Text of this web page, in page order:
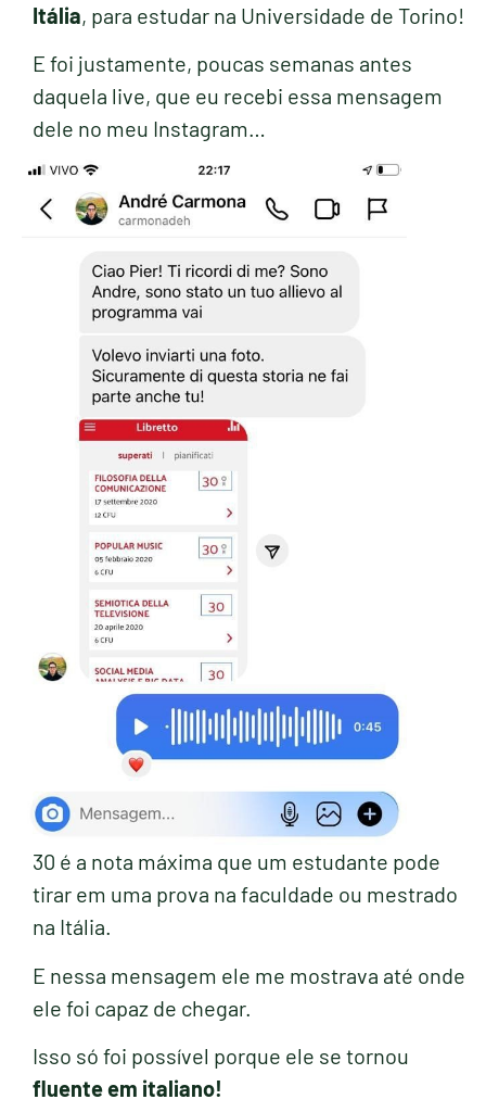
Itália, para estudar na Universidade de Torino!
E foi justamente, poucas semanas antes
daquela live, que eu recebi essa mensagem
dele no meu Instagram…
30 é a nota máxima que um estudante pode
tirar em uma prova na faculdade ou mestrado
na Itália.
E nessa mensagem ele me mostrava até onde
ele foi capaz de chegar.
Isso só foi possível porque ele se tornou
fluente em italiano!